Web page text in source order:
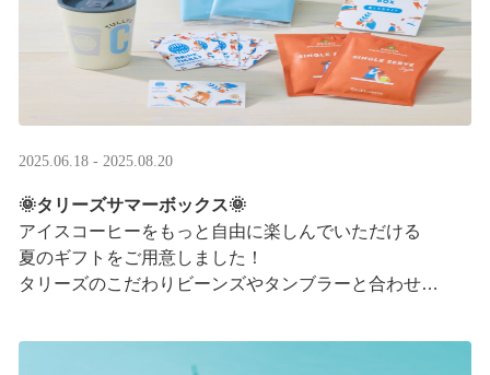
2025.06.18 - 2025.08.20
🌞タリーズサマーボックス🌞
アイスコーヒーをもっと自由に楽しんでいただける
夏のギフトをご用意しました！
タリーズのこだわりビーンズやタンブラーと合わせ、